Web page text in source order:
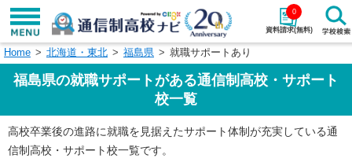
資料請求(無料)
0
学校名で探す
エリアから探す 特徴から探す
Home 北海道・東北 福島県 就職サポートあり
福島県の就職サポートがある通信制高校・サポート
校一覧
高校卒業後の進路に就職を見据えたサポート体制が充実している通
信制高校・サポート校一覧です。